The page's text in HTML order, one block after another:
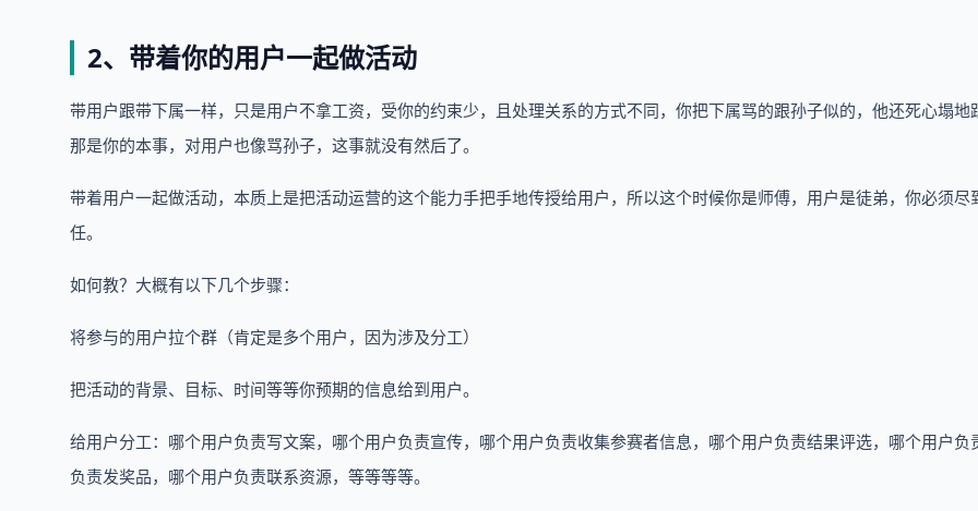
2、带着你的用户一起做活动
带用户跟带下属一样，只是用户不拿工资，受你的约束少，且处理关系的方式不同，你把下属骂的跟孙子似的，他还死心塌地
那是你的本事，对用户也像骂孙子，这事就没有然后了。
带着用户一起做活动，本质上是把活动运营的这个能力手把手地传授给用户，所以这个时候你是师傅，用户是徒弟，你必须尽
任。
如何教？大概有以下几个步骤：
将参与的用户拉个群（肯定是多个用户，因为涉及分工）
把活动的背景、目标、时间等等你预期的信息给到用户。
给用户分工：哪个用户负责写文案，哪个用户负责宣传，哪个用户负责收集参赛者信息，哪个用户负责结果评选，哪个用户负
负责发奖品，哪个用户负责联系资源，等等等等。